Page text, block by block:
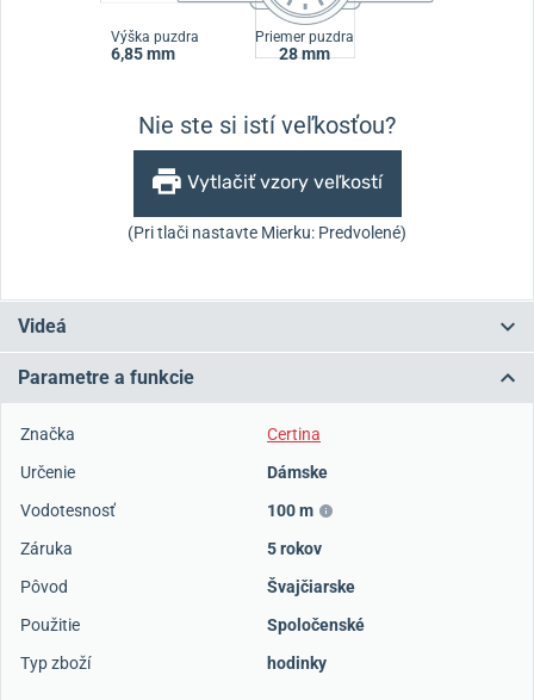
Výška puzdra
6,85 mm
Priemer puzdra
28 mm
Nie ste si istí veľkosťou?
Vytlačiť vzory veľkostí
(Pri tlači nastavte Mierku: Predvolené)
Videá
Parametre a funkcie
Značka
Certina
Určenie
Dámske
Vodotesnosť
100 m
Záruka
5 rokov
Pôvod
Švajčiarske
Použitie
Spoločenské
Typ zboží
hodinky